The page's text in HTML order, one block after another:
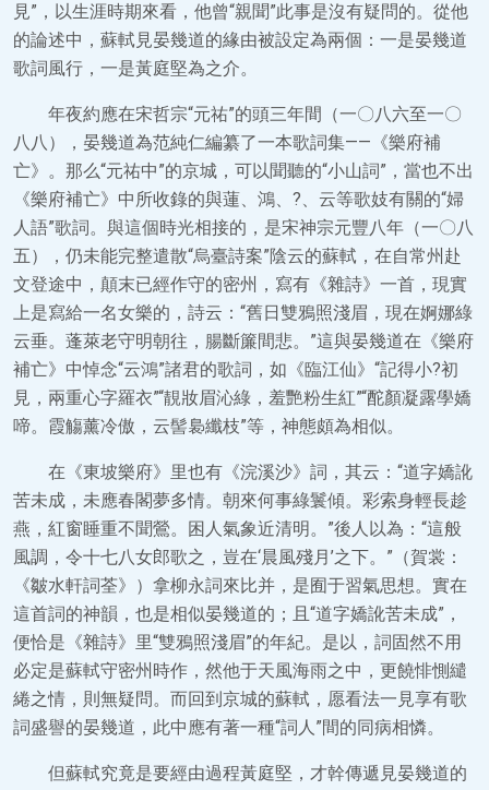
見”，以生涯時期來看，他曾“親聞”此事是沒有疑問的。從他
的論述中，蘇軾見晏幾道的緣由被設定為兩個：一是晏幾道
歌詞風行，一是黃庭堅為之介。
年夜約應在宋哲宗“元祐”的頭三年間（一〇八六至一〇
八八），晏幾道為范純仁編纂了一本歌詞集——《樂府補
亡》。那么“元祐中”的京城，可以聞聽的“小山詞”，當也不出
《樂府補亡》中所收錄的與蓮、鴻、?、云等歌妓有關的“婦
人語”歌詞。與這個時光相接的，是宋神宗元豐八年（一〇八
五），仍未能完整遣散“烏臺詩案”陰云的蘇軾，在自常州赴
文登途中，顛末已經作守的密州，寫有《雜詩》一首，現實
上是寫給一名女樂的，詩云：“舊日雙鴉照淺眉，現在婀娜綠
云垂。蓬萊老守明朝往，腸斷簾間悲。”這與晏幾道在《樂府
補亡》中悼念“云鴻”諸君的歌詞，如《臨江仙》“記得小?初
見，兩重心字羅衣”“靚妝眉沁綠，羞艷粉生紅”“酡顏凝露學嬌
啼。霞觴薰冷傲，云髻裊纖枝”等，神態頗為相似。
在《東坡樂府》里也有《浣溪沙》詞，其云：“道字嬌訛
苦未成，未應春閣夢多情。朝來何事綠鬟傾。彩索身輕長趁
燕，紅窗睡重不聞鶯。困人氣象近清明。”後人以為：“這般
風調，令十七八女郎歌之，豈在‘晨風殘月’之下。”（賀裳：
《皺水軒詞荃》）拿柳永詞來比并，是囿于習氣思想。實在
這首詞的神韻，也是相似晏幾道的；且“道字嬌訛苦未成”，
便恰是《雜詩》里“雙鴉照淺眉”的年紀。是以，詞固然不用
必定是蘇軾守密州時作，然他于天風海雨之中，更饒悱惻繾
綣之情，則無疑問。而回到京城的蘇軾，愿看法一見享有歌
詞盛譽的晏幾道，此中應有著一種“詞人”間的同病相憐。
但蘇軾究竟是要經由過程黃庭堅，才幹傳遞見晏幾道的